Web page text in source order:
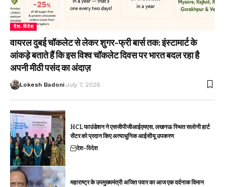
देश-विदेश
वायरल दुबई चॉकलेट से लेकर शुगर-फ्री बार्स तक: इंस्टामार्ट के
आंकड़े बताते हैं कि इस विश्व चॉकलेट दिवस पर भारत बदल रहा है
अपनी मीठी पसंद का अंदाज़
Lokesh Badoni July 7, 2026
HCL फाउंडेशन ने एसजीपीजीआईएमएस, लखनऊ स्थित सलोनी हार्ट
सेंटर को प्रदान किए अत्याधुनिक आईसीयू उपकरण
देश-विदेश
महाराष्ट्र के उपमुख्यमंत्री अजित पवार का आज एक दर्दनाक विमान